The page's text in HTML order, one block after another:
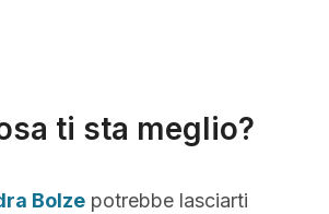
ti sta meglio?
Bolze potrebbe lasciarti